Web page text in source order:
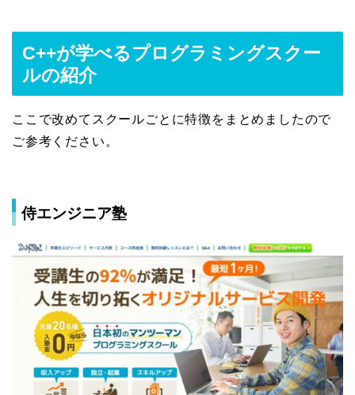
C++が学べるプログラミングスクー
ルの紹介
ここで改めてスクールごとに特徴をまとめましたので
ご参考ください。
侍エンジニア塾